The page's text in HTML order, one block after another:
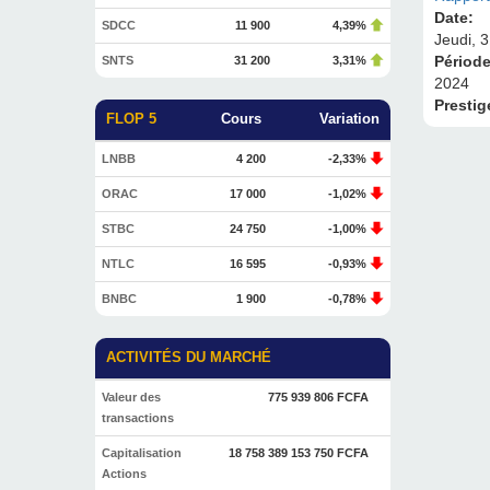
SDCC 11 900 4,39%
SNTS 31 200 3,31%
FLOP 5 Cours Variation
LNBB 4 200 -2,33%
ORAC 17 000 -1,02%
STBC 24 750 -1,00%
NTLC 16 595 -0,93%
BNBC 1 900 -0,78%
ACTIVITÉS DU MARCHÉ
Valeur des
transactions
775 939 806 FCFA
Capitalisation
Actions
18 758 389 153 750 FCFA
Date:
Jeudi,
2024